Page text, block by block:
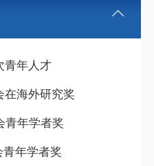
青年人才
在海外研究奖
青年学者奖
青年学者奖